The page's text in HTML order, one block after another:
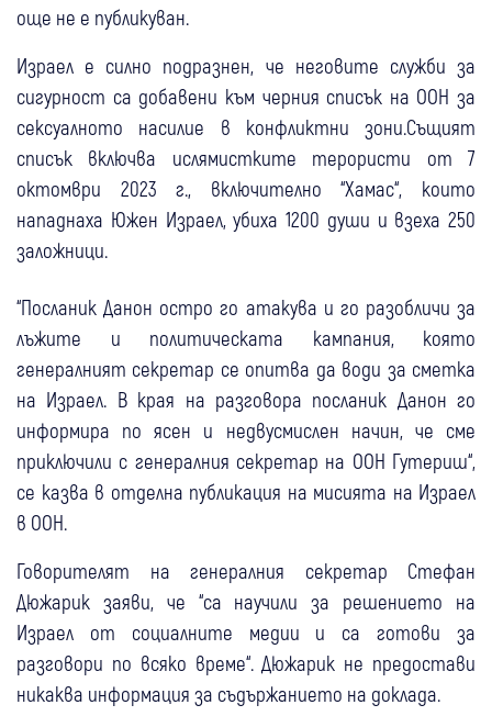
още не е публикуван.
Израел е силно подразнен, че неговите служби за
сигурност са добавени към черния списък на ООН за
сексуалното насилие в конфликтни зони.Същият
списък включва ислямистките терористи от 7
октомври 2023 г., включително “Хамас“, които
нападнаха Южен Израел, убиха 1200 души и взеха 250
заложници.
“Посланик Данон остро го атакува и го разобличи за
лъжите и политическата кампания, която
генералният секретар се опитва да води за сметка
на Израел. В края на разговора посланик Данон го
информира по ясен и недвусмислен начин, че сме
приключили с генералния секретар на ООН Гутериш“,
се казва в отделна публикация на мисията на Израел
в ООН.
Говорителят на генералния секретар Стефан
Дюжарик заяви, че “са научили за решението на
Израел от социалните медии и са готови за
разговори по всяко време“. Дюжарик не предостави
никаква информация за съдържанието на доклада.